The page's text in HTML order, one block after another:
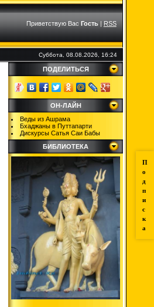
Приветствую Вас Гость|RSS
Суббота, 08.08.2026, 16:24
П
о
д
п
и
с
к
а
ПОДЕЛИТЬСЯ
ОН-ЛАЙН
Веды из Ашрама
Бхаджаны в Путтапарти
Дискурсы Сатья Саи Бабы
БИБЛИОТЕКА